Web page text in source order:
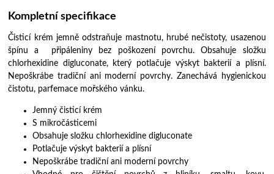
Kompletní specifikace
Čisticí krém jemně odstraňuje mastnotu, hrubé nečistoty, usazenou
špínu a připáleniny bez poškození povrchu. Obsahuje složku
chlorhexidine digluconate, který potlačuje výskyt bakterií a plísní.
Nepoškrábe tradiční ani moderní povrchy. Zanechává hygienickou
čistotu, parfemace mořského vánku.
Jemný čisticí krém
S mikročásticemi
Obsahuje složku chlorhexidine digluconate
Potlačuje výskyt bakterií a plísní
Nepoškrábe tradiční ani moderní povrchy